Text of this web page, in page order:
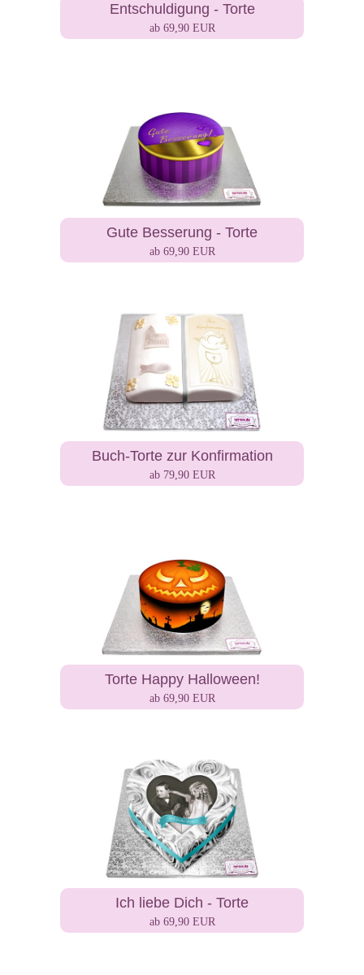
Entschuldigung - Torte
ab 69,90 EUR
Gute Besserung - Torte
ab 69,90 EUR
Buch-Torte zur Konfirmation
ab 79,90 EUR
Torte Happy Halloween!
ab 69,90 EUR
Ich liebe Dich - Torte
ab 69,90 EUR